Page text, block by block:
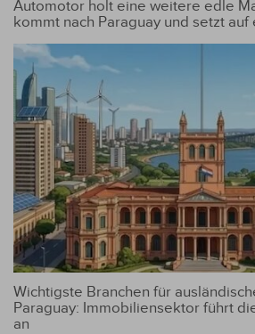
Automotor holt eine weitere edle
kommt nach Paraguay und setzt auf
Wichtigste Branchen für
Paraguay: Immobiliensektor führt
an